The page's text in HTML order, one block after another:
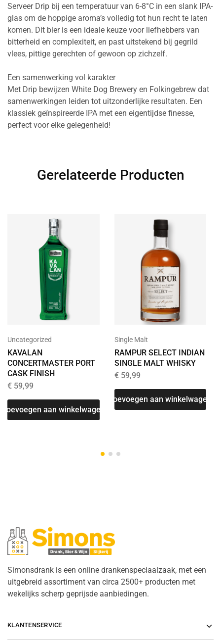
Serveer Drip bij een temperatuur van 6-8°C in een slank IPA-
glas om de hoppige aroma’s volledig tot hun recht te laten
komen. Dit bier is een ideale keuze voor liefhebbers van
bitterheid en complexiteit, en past uitstekend bij gegrild
vlees, pittige gerechten of gewoon op zichzelf.
Een samenwerking vol karakter
Met Drip bewijzen White Dog Brewery en Folkingebrew dat
samenwerkingen leiden tot uitzonderlijke resultaten. Een
klassiek geïnspireerde IPA met een eigentijdse finesse,
perfect voor elke gelegenheid!
Gerelateerde Producten
Uncategorized
KAVALAN
CONCERTMASTER PORT
CASK FINISH
€ 59,99
Toevoegen aan winkelwagen
Single Malt
RAMPUR SELECT INDIAN
SINGLE MALT WHISKY
€59,99
Toevoegen aan winkelwagen
Simonsdrank is een online drankenspeciaalzaak, met een
uitgebreid assortiment van circa 2500+ producten met
wekelijks scherp geprijsde aanbiedingen.
KLANTENSERVICE